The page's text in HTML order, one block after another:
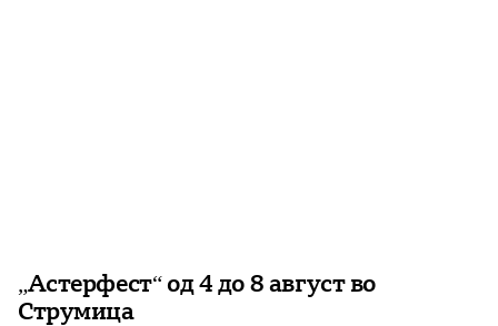
„Астерфест“ од 4 до 8 август во
Струмица